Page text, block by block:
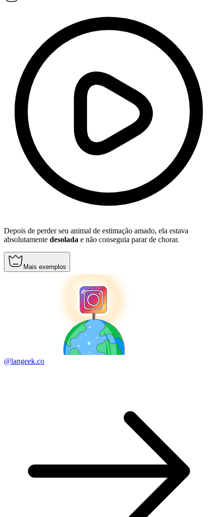
Depois de perder seu animal de estimação amado, ela estava
absolutamente desolada e não conseguia parar de chorar.
Mais exemplos
@langeek.co